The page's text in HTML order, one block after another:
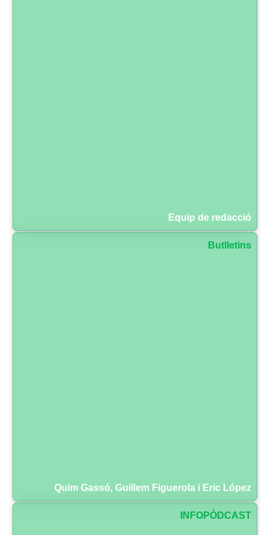
Equip de redacció
Butlletins
Quim Gassó, Guillem Figuerola i Eric López
INFOPÒDCAST